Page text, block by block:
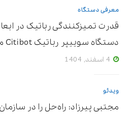
معرفی دستگاه
قدرت تمیزکنندگی رباتیک در
دستگاه سوییپر رباتیک Citibot مدل CRW160 – 15
ویدئو
مجتبی پیرزاد: راه‌حل را در